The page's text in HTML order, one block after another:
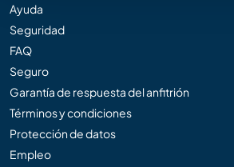
Ayuda
Seguridad
FAQ
Seguro
Garantía de respuesta del anfitrión
Términos y condiciones
Protección de datos
Empleo